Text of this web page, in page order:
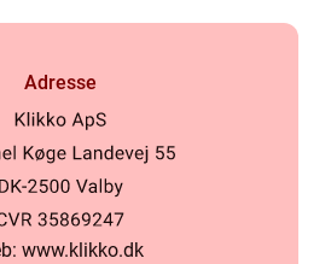
Adresse
www.klikko.dk